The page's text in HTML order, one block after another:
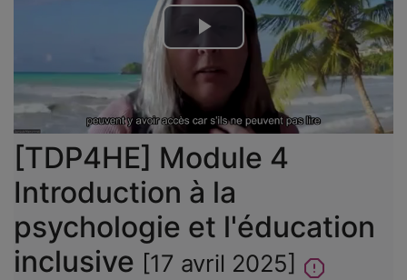
Lire
la
vidéo
[TDP4HE] Module 4
Introduction à la
psychologie et l'éducation
inclusive [17 avril 2025]